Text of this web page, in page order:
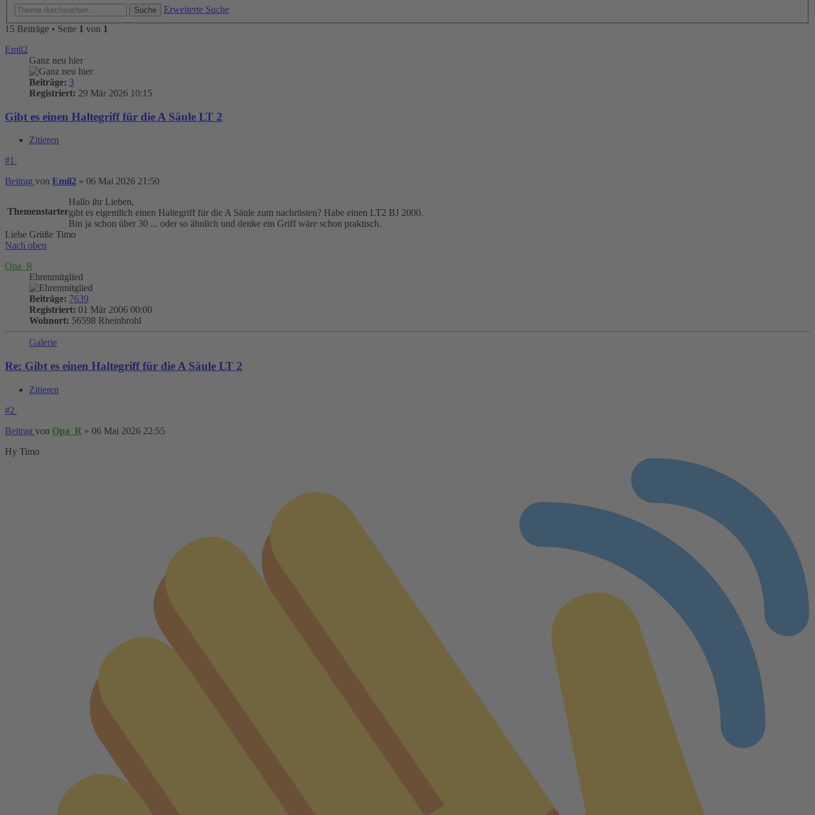
Suche
Erweiterte Suche
15 Beiträge • Seite 1 von 1
Emil2
Ganz neu hier
Beiträge: 3
Registriert: 29 Mär 2026 10:15
Gibt es einen Haltegriff für die A Säule LT 2
Zitieren
#1
Beitrag von Emil2 » 06 Mai 2026 21:50
Themenstarter
Hallo ihr Lieben,
gibt es eigentlich einen Haltegriff für die A Säule zum nachrüsten? Habe einen LT2 BJ 2000.
Bin ja schon über 30 ... oder so ähnlich und denke ein Griff wäre schon praktisch.
Liebe Grüße Timo
Nach oben
Opa_R
Ehrenmitglied
Beiträge: 7639
Registriert: 01 Mär 2006 00:00
Wohnort: 56598 Rheinbrohl
Galerie
Re: Gibt es einen Haltegriff für die A Säule LT 2
Zitieren
#2
Beitrag von Opa_R » 06 Mai 2026 22:55
Hy Timo